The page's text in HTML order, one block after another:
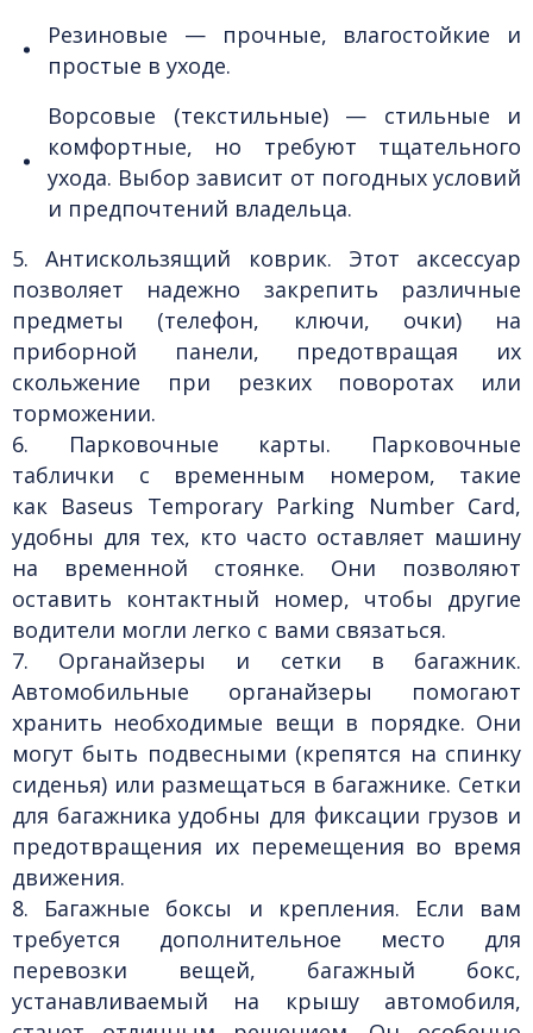
Резиновые — прочные, влагостойкие и
простые в уходе.
Ворсовые (текстильные)— стильные и
комфортные, но требуют тщательного
ухода. Выбор зависит от погодных условий
и предпочтений владельца.
5. Антискользящий коврик. Этот аксессуар
позволяет надежно закрепить различные
предметы (телефон, ключи, очки) на
приборной панели, предотвращая их
скольжение при резких поворотах или
торможении.
6. Парковочные карты. Парковочные
таблички с временным номером, такие
как Baseus Temporary Parking Number Card,
удобны для тех, кто часто оставляет машину
на временной стоянке. Они позволяют
оставить контактный номер, чтобы другие
водители могли легко с вами связаться.
7. Органайзеры и сетки в багажник.
Автомобильные органайзеры помогают
хранить необходимые вещи в порядке. Они
могут быть подвесными (крепятся на спинку
сиденья) или размещаться в багажнике. Сетки
для багажника удобны для фиксации грузов и
предотвращения их перемещения во время
движения.
8. Багажные боксы и крепления. Если вам
требуется дополнительное место для
перевозки вещей, багажный бокс,
устанавливаемый на крышу автомобиля,